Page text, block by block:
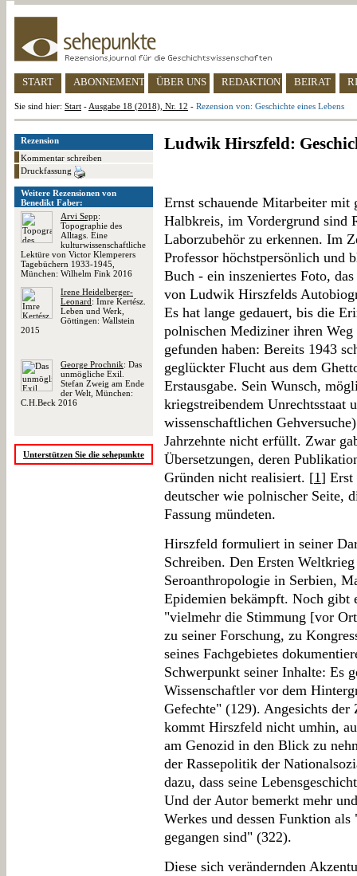
START ABONNEMENT ÜBER UNS REDAKTION BEIRAT
Sie sind hier: Start - Ausgabe 18 (2018), Nr. 12 - Rezension von: Geschichte eines Lebens
Rezension
Kommentar schreiben
Druckfassung
Weitere Rezensionen von
Benedikt Faber:
Arvi Sepp:
Topographie des
Alltags. Eine
kulturwissenschaftliche
Lektüre von Victor Klemperers
Tagebüchern 1933-1945,
München: Wilhelm Fink 2016
Irene Heidelberger-
Leonard: Imre Kertész.
Leben und Werk,
Göttingen: Wallstein
2015
George Prochnik: Das
unmögliche Exil.
Stefan Zweig am Ende
der Welt, München:
C.H.Beck 2016
Unterstützen Sie die sehepunkte
Ludwik Hirszfeld:
Ernst schauende Mitarbeiter mit
Halbkreis, im Vordergrund sind
Laborzubehör zu erkennen. Im
Professor höchstpersönlich
Buch - ein inszeniertes Foto,
von Ludwik Hirszfelds
Es hat lange gedauert, bis die
polnischen Mediziner ihren Weg
gefunden haben: Bereits 1943
geglückter Flucht aus dem
Erstausgabe. Sein Wunsch,
kriegstreibendem Unrechtsstaat
wissenschaftlichen
Jahrzehnte nicht erfüllt. Zwar
Übersetzungen, deren
Gründen nicht realisiert. [1] Erst
deutscher wie polnischer Seite,
Fassung mündeten.
Hirszfeld formuliert in seiner
Schreiben. Den Ersten
Seroanthropologie in Serbien,
Epidemien bekämpft. Noch
"vielmehr die Stimmung [vor
zu seiner Forschung, zu
seines Fachgebietes
Schwerpunkt seiner Inhalte: Es
Wissenschaftler vor dem
Gefechte" (129). Angesichts
kommt Hirszfeld nicht umhin,
am Genozid in den Blick zu
der Rassepolitik der
dazu, dass seine
Und der Autor bemerkt mehr
Werkes und dessen Funktion
gegangen sind" (322).
Diese sich verändernden